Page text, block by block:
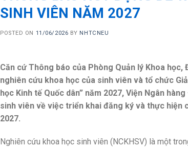
SINH VIÊN NĂM 2027
POSTED ON 11/06/2026 BY NHTCNEU
Căn cứ Thông báo của Phòng Quản lý Khoa
nghiên cứu khoa học của sinh viên và tổ chức
học Kinh tế Quốc dân” năm 2027, Viện Ngân
sinh viên về việc triển khai đăng ký và thực hiện
2027.
Nghiên cứu khoa học sinh viên (NCKHSV) là một